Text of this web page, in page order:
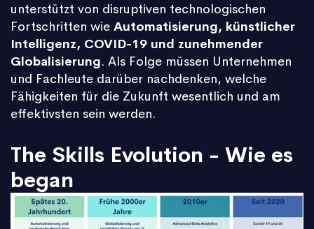
unterstützt von disruptiven technologischen
Fortschritten wie Automatisierung, künstlicher
Intelligenz, COVID-19 und zunehmender
Globalisierung. Als Folge müssen Unternehmen
und Fachleute darüber nachdenken, welche
Fähigkeiten für die Zukunft wesentlich und am
effektivsten sein werden.
The Skills Evolution - Wie es
began